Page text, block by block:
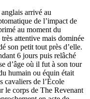
arrivé au
de l’impact de
au moment du
attentive mais dominée
son petit tout près d’elle.
6 jours puis relâché
d’âge où il fut à son tour
humain ou équin était
cavaliers de l’École
le corps de The Revenant